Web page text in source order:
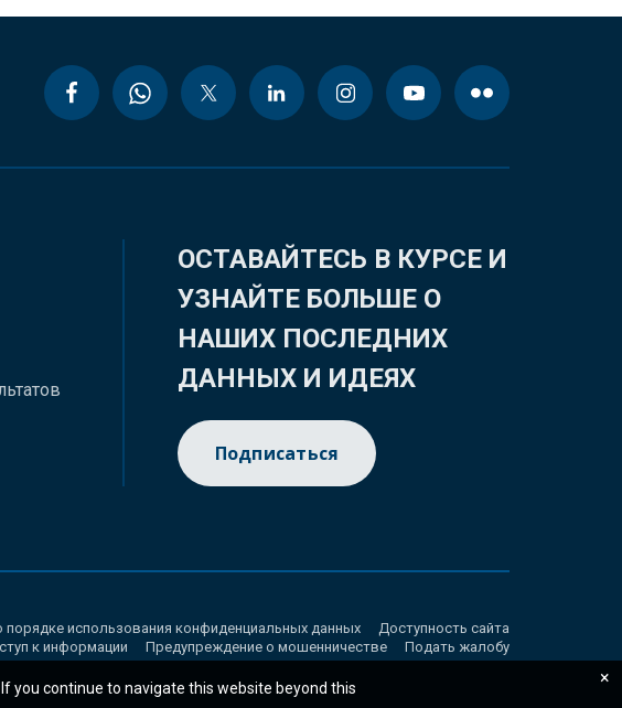
ОСТАВАЙТЕСЬ В КУРСЕ И
УЗНАЙТЕ БОЛЬШЕ О
НАШИХ ПОСЛЕДНИХ
ДАННЫХ И ИДЕЯХ
Подписаться
порядке использования конфиденциальных данных
Доступность сайта
к информации
Предупреждение о мошенничестве Подать жалобу
you continue to navigate this website beyond this
×